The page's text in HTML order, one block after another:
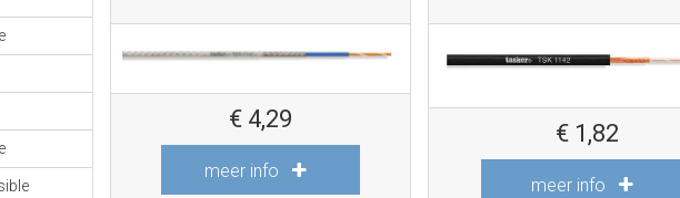
€ 4,29
meer info
€ 1,82
meer info